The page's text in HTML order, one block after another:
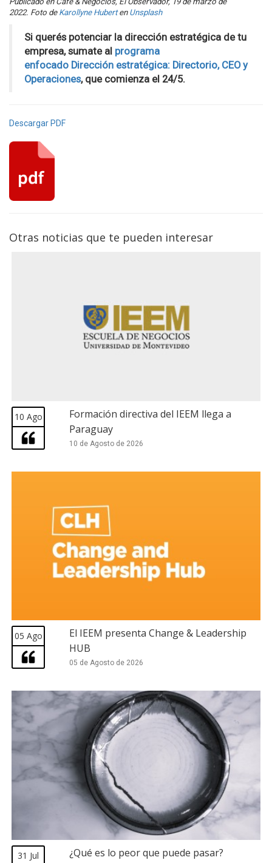
2022. Foto de Karollyne Huberten Unsplash
Si querés potenciar la dirección estratégica de tu
empresa, sumate al programa
enfocado Dirección estratégica: Directorio, CEO y
Operaciones, que comienza el 24/5.
Descargar PDF
Otras noticias que te pueden interesar
10 Ago
Formación directiva del IEEM llega a
Paraguay
10 de Agosto de 2026
05 Ago
El IEEM presenta Change & Leadership
HUB
05 de Agosto de 2026
31 Jul ¿Qué es lo peor que puede pasar?